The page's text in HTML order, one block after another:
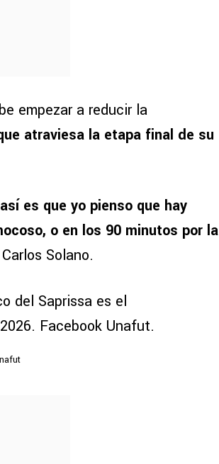
empezar a reducir la
atraviesa la etapa final de su
es que yo pienso que hay
o en los 90 minutos por la
Solano.